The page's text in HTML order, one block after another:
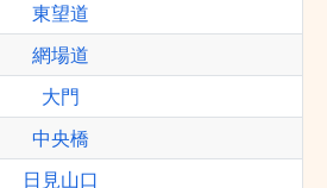
東望道
網場道
大門
中央橋
日見山口